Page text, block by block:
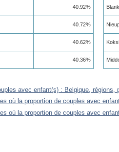
40.92%
40.72%
40.62%
40.36%
avec enfant(s) : Belgique, régions,
où la proportion de couples avec
où la proportion de couples avec